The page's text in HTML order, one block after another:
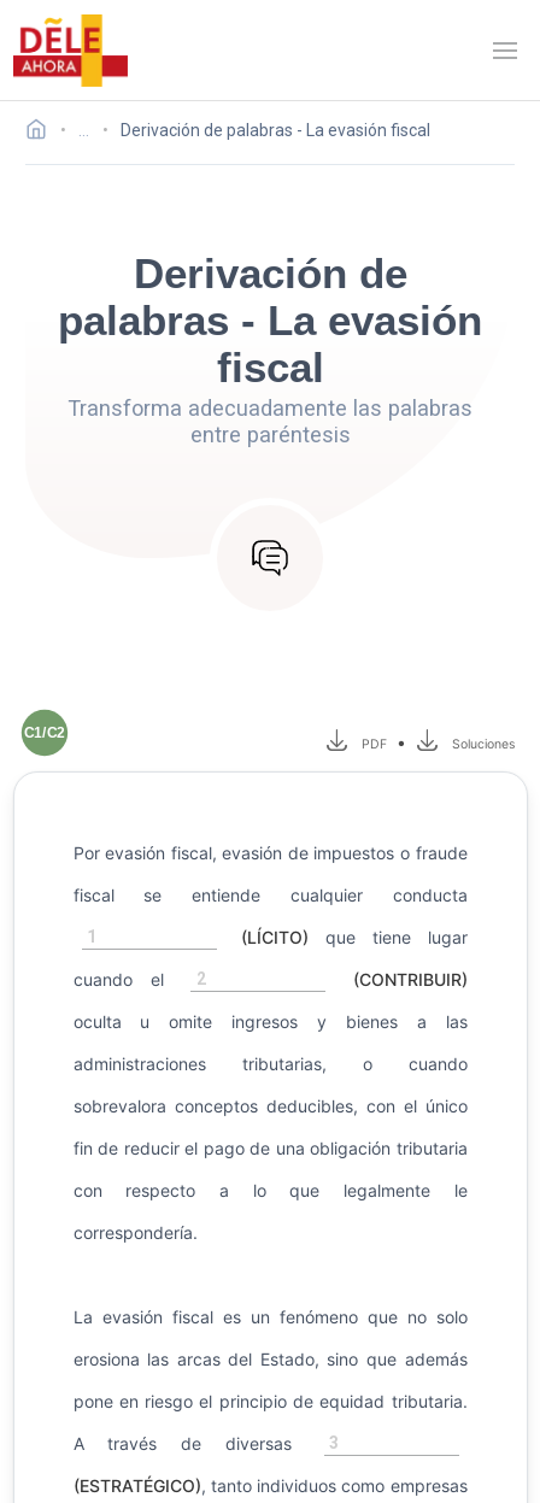
Derivación de palabras - La evasión fiscal
Derivación de
palabras - La evasión
fiscal
Transforma adecuadamente las palabras
entre paréntesis
C1/C2
PDF • Soluciones
Por evasión fiscal, evasión de impuestos o fraude
fiscal se entiende cualquier conducta
1 (LÍCITO) que tiene lugar
cuando el 2 (CONTRIBUIR)
oculta u omite ingresos y bienes a las
administraciones tributarias, o cuando
sobrevalora conceptos deducibles, con el único
fin de reducir el pago de una obligación tributaria
con respecto a lo que legalmente le
correspondería.
La evasión fiscal es un fenómeno que no solo
erosiona las arcas del Estado, sino que además
pone en riesgo el principio de equidad tributaria.
A través de diversas 3
(ESTRATÉGICO), tanto individuos como empresas